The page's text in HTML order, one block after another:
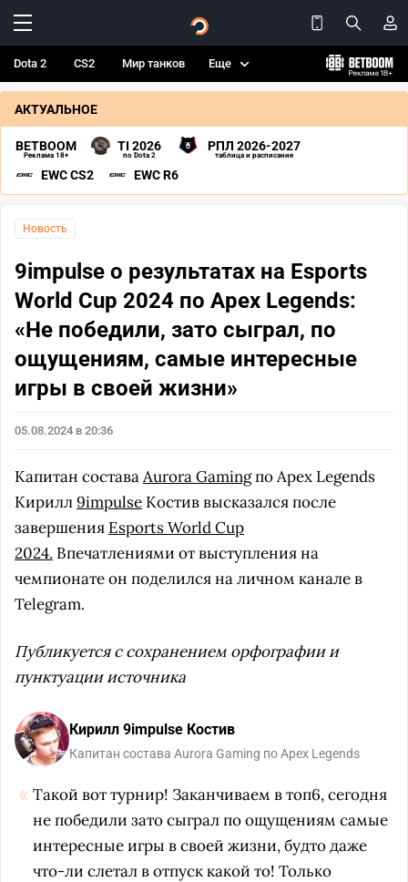
Dota 2 CS2 Мир танков Еще
АКТУАЛЬНОЕ
BETBOOM
Реклама 18+
TI 2026
по Dota 2
РПЛ 2026-2027
таблица и расписание
EWC CS2 EWC R6
Новость
9impulse о результатах на Esports
World Cup 2024 по Apex Legends:
«Не победили, зато сыграл, по
ощущениям, самые интересные
игры в своей жизни»
05.08.2024 в 20:36
Капитан составаAurora Gamingпо Apex Legends
Кирилл9impulse Костив высказался после
завершения Esports World Cup
2024. Впечатлениями от выступления на
чемпионате он поделился на личном канале в
Telegram.
Публикуется с сохранением орфографии и
пунктуации источника
Кирилл 9impulse Костив
Капитан состава Aurora Gaming по Apex Legends
Такой вот турнир! Заканчиваем в топ6, сегодня
не победили зато сыграл по ощущениям самые
интересные игры в своей жизни, будто даже
что-ли слетал в отпуск какой то! Только